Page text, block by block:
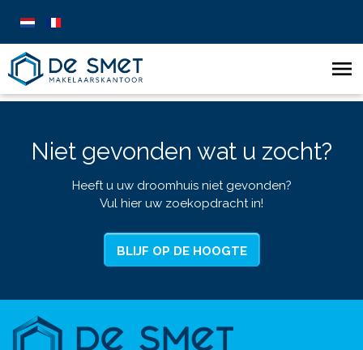
Niet gevonden wat u zocht?
Heeft u uw droomhuis niet gevonden?
Vul hier uw zoekopdracht in!
BLIJF OP DE HOOGTE